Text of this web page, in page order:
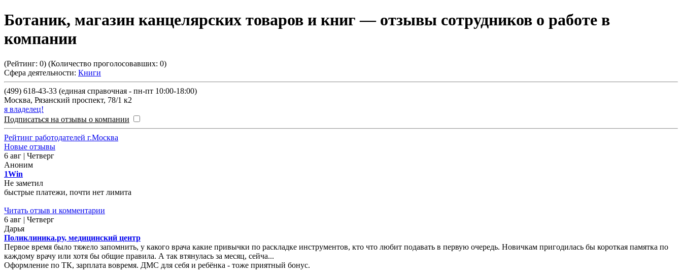
Ботаник, магазин канцелярских товаров и книг — отзывы сотрудников о работе в
компании
(Рейтинг: 0) (Количество проголосовавших: 0)
Сфера деятельности: Книги
(499) 618-43-33 (единая справочная - пн-пт 10:00-18:00)
Москва, Рязанский проспект, 78/1 к2
я владелец!
Подписаться на отзывы о компании
Рейтинг работодателей г.Москва
Новые отзывы
6 авг | Четверг
Аноним
1Win
Не заметил
быстрые платежи, почти нет лимита
Читать отзыв и комментарии
6 авг | Четверг
Дарья
Поликлиника.ру, медицинский центр
Первое время было тяжело запомнить, у какого врача какие привычки по раскладке инструментов, кто что любит подавать в первую очередь. Новичкам пригодилась бы короткая памятка по
каждому врачу или хотя бы общие правила. А так втянулась за месяц, сейча...
Оформление по ТК, зарплата вовремя. ДМС для себя и ребёнка - тоже приятный бонус.